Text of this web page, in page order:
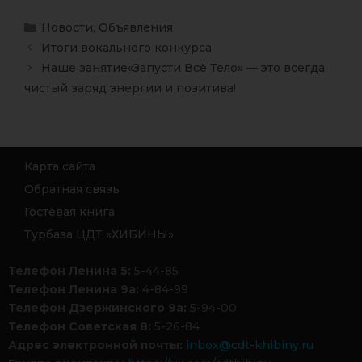
Новости, Объявления
Итоги вокального конкурса
Наше занятие«Запусти Всё Тело» — это всегда
чистый заряд энергии и позитива!
Карта сайта
Обратная связь
Гостевая книга
Турбаза ЦДТ «ХИБИНЫ»
Телефон Ленина 5: 5-44-85
Телефон Ленина 9а: 4-84-99
Телефон Дзержинского 9а: 5-94-00
Телефон Советская 8: 5-26-84
Адрес электронной почты: inbox@cdt-khibiny.ru